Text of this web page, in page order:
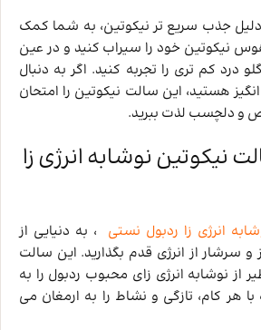
جذب سریع‌ تر نیکوتین، به شما کمک
نیکوتین خود را سیراب کنید و در عین
درد کم تری را تجربه کنید. اگر به دنبال
هستید، این سالت نیکوتین را امتحان
و دلچسب لذت ببرید.
نیکوتین نوشابه انرژی زا
انرژی زا ردبول نستی
، به دنیایی از
سرشار از انرژی قدم بگذارید. این سالت
از نوشابه انرژی ‌زای محبوب ردبول را به
هر کام، تازگی و نشاط را به ارمغان می